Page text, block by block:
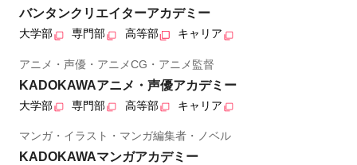
バンタンクリエイターアカデミー
大学部 専門部 高等部 キャリア
アニメ・声優・アニメCG・アニメ監督
KADOKAWAアニメ・声優アカデミー
大学部 専門部 高等部 キャリア
マンガ・イラスト・マンガ編集者・ノベル
KADOKAWAマンガアカデミー